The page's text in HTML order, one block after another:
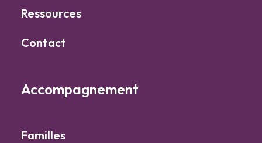
Ressources
Contact
Accompagnement
Familles